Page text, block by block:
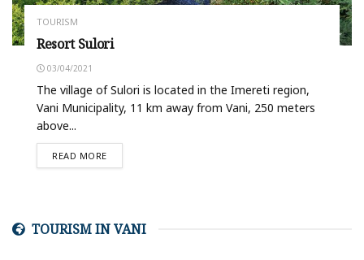
TOURISM
Resort Sulori
03/04/2021
The village of Sulori is located in the Imereti region,
Vani Municipality, 11 km away from Vani, 250 meters
above...
READ MORE
TOURISM IN VANI